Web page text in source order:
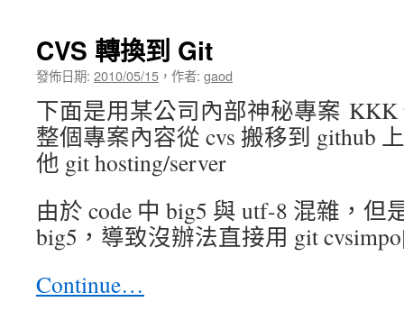
CVS 轉換到 Git
發佈日期: 2010/05/15 ， 作者: gaod
下面是用某公司內部神秘專案
整個專案內容從 cvs 搬移到 github
他 git hosting/server
由於 code 中 big5 與 utf-8 混雜，但
big5，導致沒辦法直接用 git
Continue…